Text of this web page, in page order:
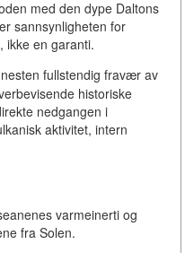
med den dype Daltons
sannsynligheten for
ikke en garanti.
fullstendig fravær av
historiske
nedgangen i
aktivitet, intern
varmeinerti og
fra Solen.